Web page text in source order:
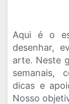
Aqui é o
desenhar,
arte. Neste
semanais,
dicas e
Nosso